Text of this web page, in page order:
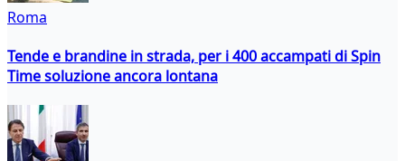
Roma
Tende e brandine in strada, per i 400 accampati di Spin
Time soluzione ancora lontana